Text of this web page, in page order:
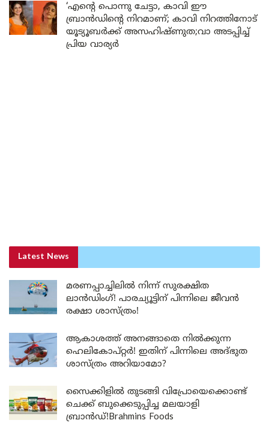
‘എന്റെ പൊന്നു ചേട്ടാ, കാവി ഈ
ബ്രാൻഡിന്റെ നിറമാണ്; കാവി നിറത്തിനോട്
യൂട്യൂബർക്ക് അസഹിഷ്ണുത;വാ അടപ്പിച്ച്
പ്രിയ വാര്യർ
Latest News
മരണപ്പാച്ചിലിൽ നിന്ന് സുരക്ഷിത
ലാൻഡിംഗ്! പാരച്യൂട്ടിന് പിന്നിലെ ജീവൻ
രക്ഷാ ശാസ്ത്രം!
ആകാശത്ത് അനങ്ങാതെ നില്‍ക്കുന്ന
ഹെലികോപ്റ്റര്‍! ഇതിന് പിന്നിലെ അദ്ഭുത
ശാസ്ത്രം അറിയാമോ?
സൈക്കിളിൽ തുടങ്ങി വിപ്രോയെക്കൊണ്ട്
ചെക്ക് ബുക്കെടുപ്പിച്ച മലയാളി
ബ്രാൻഡ്!Brahmins Foods